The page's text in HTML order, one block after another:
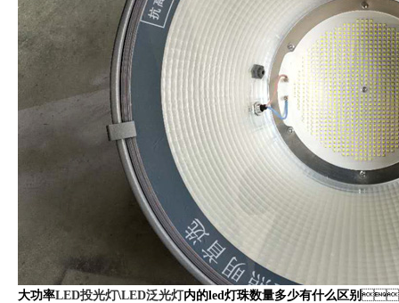
大功率LED投光灯\LED泛光灯内的led灯珠数量多少有什么区别